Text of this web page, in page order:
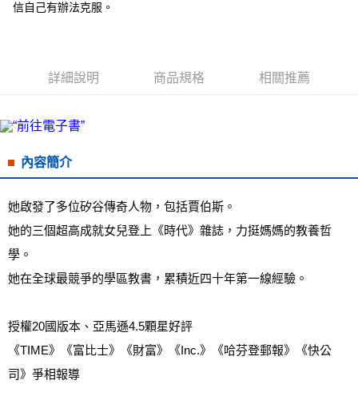
每筆NT$50，滿NT$499(含以上)免運費
每筆NT$60，滿NT$799(含以上)免運費
付款後7-11取貨
宅配
每筆NT$70，滿NT$799(含以上)免運費
每筆NT$200，滿NT$99,999(含以上)免運費
海外叢書運費 查看運費
雜誌海外運費
信自己有辦法克服。
詳細說明 商品規格 相關推薦
內容簡介
她啟發了多位矽谷傳奇人物，包括賈伯斯。
她的三個超高成就女兒登上《時代》雜誌，力挺媽媽的教養哲
學。
她在全球最競爭的學區教書，累積近四十年第一線經驗。
授權20國版本、亞馬遜4.5顆星好評
《TIME》《富比士》《財富》《Inc.》《哈芬登郵報》《快公
司》爭相報導